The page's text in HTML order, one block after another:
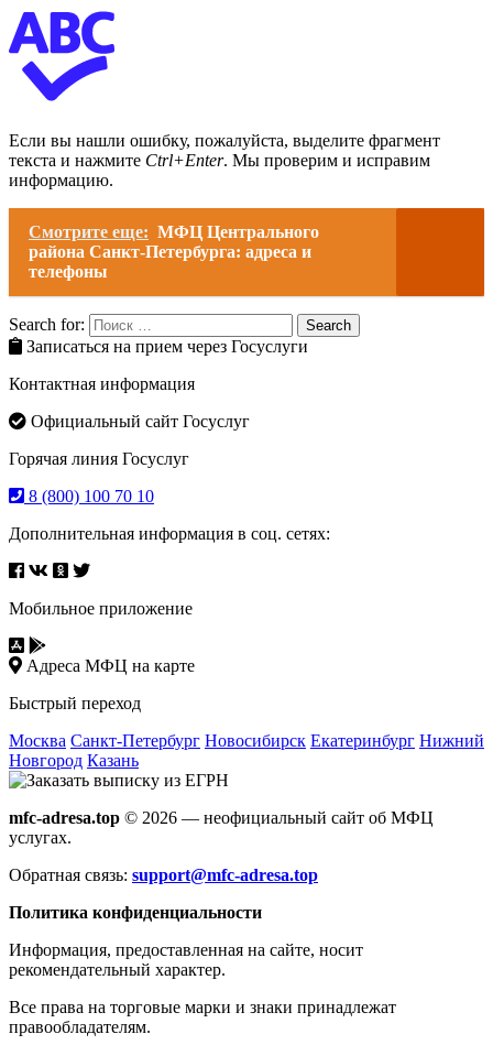
Если вы нашли ошибку, пожалуйста, выделите фрагмент
текста и нажмите Ctrl+Enter. Мы проверим и исправим
информацию.
Смотрите еще: МФЦ Центрального
района Санкт-Петербурга: адреса и
телефоны
Search for: Search
Записаться на прием через Госуслуги
Контактная информация
Официальный сайт Госуслуг
Горячая линия Госуслуг
8 (800) 100 70 10
Дополнительная информация в соц. сетях:
Мобильное приложение
Адреса МФЦ на карте
Быстрый переход
Москва Санкт-Петербург Новосибирск Екатеринбург Нижний
Новгород Казань
mfc-adresa.top © 2026 — неофициальный сайт об МФЦ
услугах.
Обратная связь: support@mfc-adresa.top
Политика конфиденциальности
Информация, предоставленная на сайте, носит
рекомендательный характер.
Все права на торговые марки и знаки принадлежат
правообладателям.